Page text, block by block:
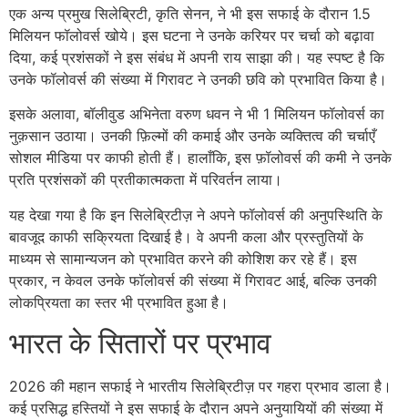
एक अन्य प्रमुख सिलेब्रिटी, कृति सेनन, ने भी इस सफाई के दौरान 1.5
मिलियन फॉलोवर्स खोये। इस घटना ने उनके करियर पर चर्चा को बढ़ावा
दिया, कई प्रशंसकों ने इस संबंध में अपनी राय साझा की। यह स्पष्ट है कि
उनके फॉलोवर्स की संख्या में गिरावट ने उनकी छवि को प्रभावित किया है।
इसके अलावा, बॉलीवुड अभिनेता वरुण धवन ने भी 1 मिलियन फॉलोवर्स का
नुक़सान उठाया। उनकी फ़िल्मों की कमाई और उनके व्यक्तित्व की चर्चाएँ
सोशल मीडिया पर काफी होती हैं। हालाँकि, इस फ़ॉलोवर्स की कमी ने उनके
प्रति प्रशंसकों की प्रतीकात्मकता में परिवर्तन लाया।
यह देखा गया है कि इन सिलेब्रिटीज़ ने अपने फॉलोवर्स की अनुपस्थिति के
बावजूद काफी सक्रियता दिखाई है। वे अपनी कला और प्रस्तुतियों के
माध्यम से सामान्यजन को प्रभावित करने की कोशिश कर रहे हैं। इस
प्रकार, न केवल उनके फॉलोवर्स की संख्या में गिरावट आई, बल्कि उनकी
लोकप्रियता का स्तर भी प्रभावित हुआ है।
भारत के सितारों पर प्रभाव
2026 की महान सफाई ने भारतीय सिलेब्रिटीज़ पर गहरा प्रभाव डाला है।
कई प्रसिद्ध हस्तियों ने इस सफाई के दौरान अपने अनुयायियों की संख्‍या में